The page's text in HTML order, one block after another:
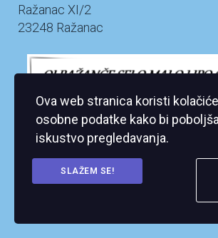
Ražanac XI/2
23248 Ražanac
Ova web stranica koristi
osobne podatke kako bi
iskustvo pregledavanja.
SLAŽEM SE!